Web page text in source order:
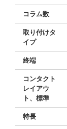
コラム数
取り付けタ
イプ
終端
コンタクト
レイアウ
ト、標準
特長